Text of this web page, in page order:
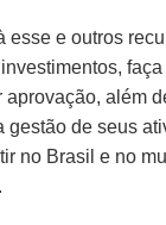
esse e outros
aprovação, além
gestão de seus
no Brasil e no